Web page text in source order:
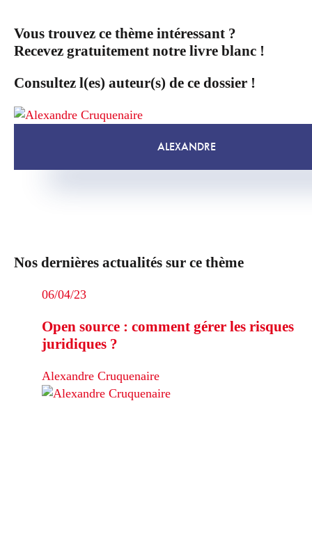
Vous trouvez ce thème intéressant ?
Recevez gratuitement notre livre blanc !
Consultez l(es) auteur(s) de ce dossier !
ALEXANDRE
Nos dernières actualités sur ce thème
06/04/23
Open source : comment gérer les risques
juridiques ?
Alexandre Cruquenaire